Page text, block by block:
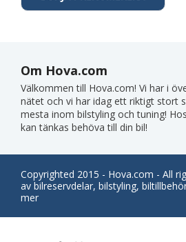
Om Hova.com
Välkommen till Hova.com! Vi har i
nätet och vi har idag ett riktigt stort
mesta inom bilstyling och tuning!
kan tänkas behöva till din bil!
Copyrighted 2015 - Hova.com - All
av bilreservdelar, bilstyling,
mer